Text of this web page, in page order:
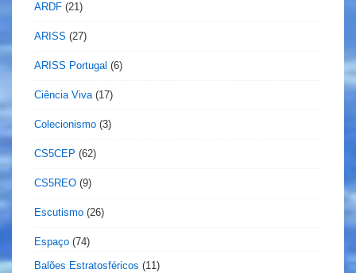
ARDF (21)
ARISS (27)
ARISS Portugal (6)
Ciência Viva(17)
Colecionismo (3)
CS5CEP (62)
CS5REO (9)
Escutismo (26)
Espaço (74)
Balões Estratosféricos (11)